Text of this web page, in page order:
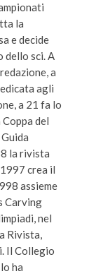
la
e decide
dello sci. A
a
agli
a 21 fa lo
del
la rivista
crea il
assieme
Carving
nel
Rivista,
Il Collegio
ha